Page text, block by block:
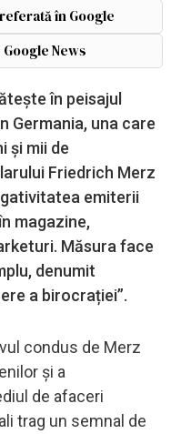
în Google
News
în peisajul
Germania, una care
și mii de
Friedrich Merz
emiterii
magazine,
Măsura face
denumit
a birocrației”.
condus de Merz
și a
de afaceri
trag un semnal de